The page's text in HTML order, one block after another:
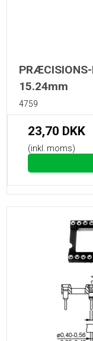
15.24mm
4759
23,70 DKK
(inkl. moms)